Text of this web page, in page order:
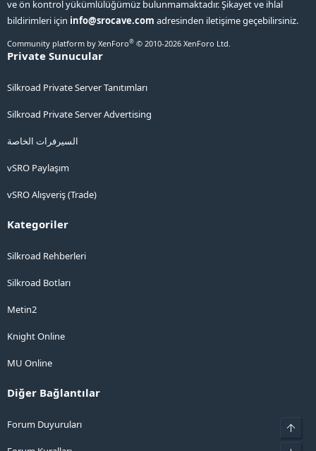
ve ön kontrol yükümlülüğümüz bulunmamaktadır. Şikayet ve ihlal
bildirimleri için info@srocave.com adresinden iletişime geçebilirsiniz.
Community platform by XenForo® © 2010-2026 XenForo Ltd.
Private Sunucular
Silkroad Private Server Tanıtımları
Silkroad Private Server Advertising
السيرفرات الخاصة
vSRO Paylaşım
vSRO Alışveriş (Trade)
Kategoriler
Silkroad Rehberleri
Silkroad Botları
Metin2
Knight Online
MU Online
Diğer Bağlantılar
Forum Duyuruları